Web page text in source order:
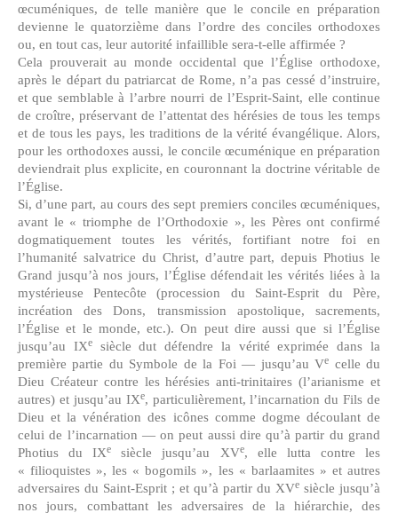
œcuméniques, de telle manière que le concile en préparation
devienne le quatorzième dans l’ordre des conciles orthodoxes
ou, en tout cas, leur autorité infaillible sera-t-elle affirmée ?
Cela prouverait au monde occidental que l’Église orthodoxe,
après le départ du patriarcat de Rome, n’a pas cessé d’instruire,
et que semblable à l’arbre nourri de l’Esprit-Saint, elle continue
de croître, préservant de l’attentat des hérésies de tous les temps
et de tous les pays, les traditions de la vérité évangélique. Alors,
pour les orthodoxes aussi, le concile œcuménique en préparation
deviendrait plus explicite, en couronnant la doctrine véritable de
l’Église.
Si, d’une part, au cours des sept premiers conciles œcuméniques,
avant le « triomphe de l’Orthodoxie », les Pères ont confirmé
dogmatiquement toutes les vérités, fortifiant notre foi en
l’humanité salvatrice du Christ, d’autre part, depuis Photius le
Grand jusqu’à nos jours, l’Église défendait les vérités liées à la
mystérieuse Pentecôte (procession du Saint-Esprit du Père,
incréation des Dons, transmission apostolique, sacrements,
l’Église et le monde, etc.). On peut dire aussi que si l’Église
jusqu’au IXesiècle dut défendre la vérité exprimée dans la
première partie du Symbole de la Foi — jusqu’au Ve celle du
Dieu Créateur contre les hérésies anti-trinitaires (l’arianisme et
autres) et jusqu’au IXe, particulièrement, l’incarnation du Fils de
Dieu et la vénération des icônes comme dogme découlant de
celui de l’incarnation — on peut aussi dire qu’à partir du grand
Photius du IXe siècle jusqu’au XVe, elle lutta contre les
« filioquistes », les « bogomils », les « barlaamites » et autres
adversaires du Saint-Esprit ; et qu’à partir du XVe siècle jusqu’à
nos jours, combattant les adversaires de la hiérarchie, des